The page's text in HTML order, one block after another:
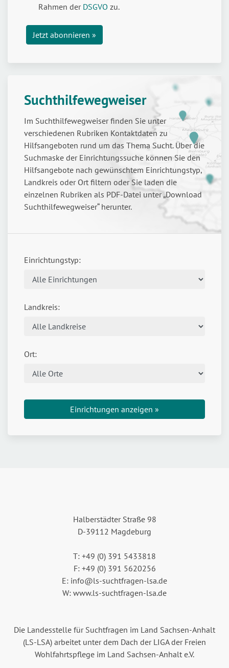
Rahmen der DSGVO zu.
Suchthilfewegweiser
Im Suchthilfewegweiser finden Sie unter
verschiedenen Rubriken Kontaktdaten zu
Hilfsangeboten rund um das Thema Sucht. Über die
Suchmaske der Einrichtungssuche können Sie den
Hilfsangebote nach gewünschtem Einrichtungstyp,
Landkreis oder Ort filtern oder Sie laden die
einzelnen Rubriken als PDF-Datei unter „Download
Suchthilfewegweiser“ herunter.
Einrichtungstyp:
Landkreis:
Ort:
Einrichtungen anzeigen »
Halberstädter Straße 98
D-39112 Magdeburg
T: +49 (0) 391 5433818
F: +49 (0) 391 5620256
E: info@ls-suchtfragen-lsa.de
W: www.ls-suchtfragen-lsa.de
Die Landesstelle für Suchtfragen im Land Sachsen-Anhalt
(LS-LSA) arbeitet unter dem Dach der LIGA der Freien
Wohlfahrtspflege im Land Sachsen-Anhalt e.V.